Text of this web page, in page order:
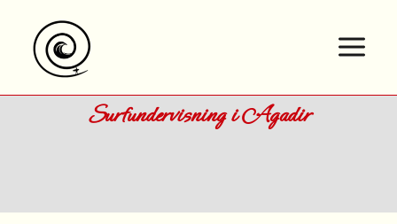
indhold
Surfundervisning i Agadir